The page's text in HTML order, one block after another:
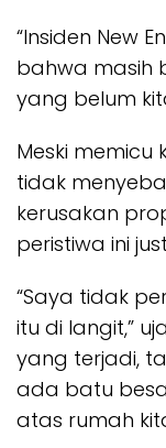
“Insiden New
bahwa masih
yang belum
Meski memicu
tidak
kerusakan
peristiwa ini
“Saya tidak
itu di langit,”
yang terjadi,
ada batu
atas rumah